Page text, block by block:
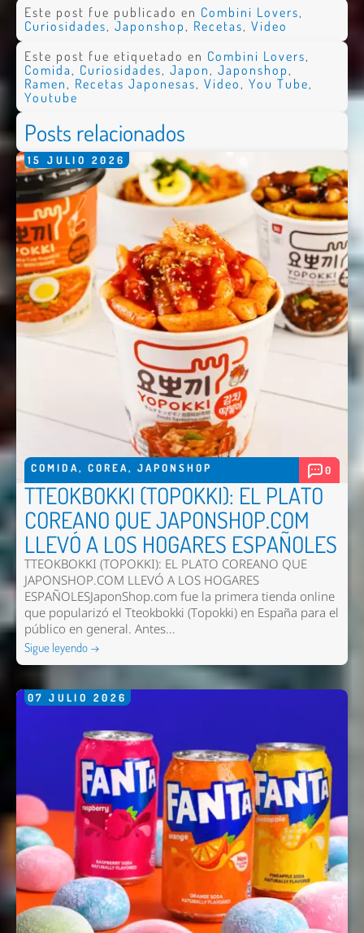
Este post fue publicado en Combini Lovers,
Curiosidades, Japonshop, Recetas, Video
Este post fue etiquetado en Combini Lovers,
Comida , Curiosidades, Japon , Japonshop ,
Ramen , Recetas Japonesas, Video , You Tube,
Youtube
Posts relacionados
15 JULIO 2026
COMIDA, COREA, JAPONSHOP 0
TTEOKBOKKI (TOPOKKI): EL PLATO
COREANO QUE JAPONSHOP.COM
LLEVÓ A LOS HOGARES ESPAÑOLES
TTEOKBOKKI (TOPOKKI): EL PLATO COREANO QUE
JAPONSHOP.COM LLEVÓ A LOS HOGARES
ESPAÑOLESJaponShop.com fue la primera tienda online
que popularizó el Tteokbokki (Topokki) en España para el
público en general. Antes...
Sigue leyendo →
07 JULIO 2026